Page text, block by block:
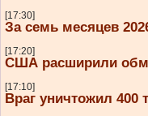
[17:30]
За семь месяцев
[17:20]
США расширили
[17:10]
Враг уничтожил 400